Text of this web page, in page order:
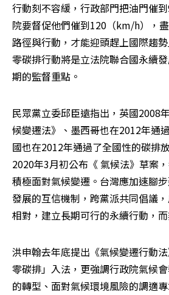
行動刻不容緩，行政部門把油門催
院要督促他們催到120（km/h），
路徑與行動，才能迎頭趕上國際趨
零碳排行動將是立法院聯合國永續
期的監督重點。
民眾黨立委邱臣遠指出，英國2008
候變遷法》、墨西哥也在2012年通
國也在2012年通過了全國性的碳排
2020年3月初公布《 氣候法》草案
積極面對氣候變遷。台灣應加速腳
發展的互信機制，跨黨派共同倡議
相對，建立長期可行的永續行動，
洪申翰去年底提出《氣候變遷行動
零碳排」入法，更強調行政院氣候
的轉型、面對氣候環境風險的調適